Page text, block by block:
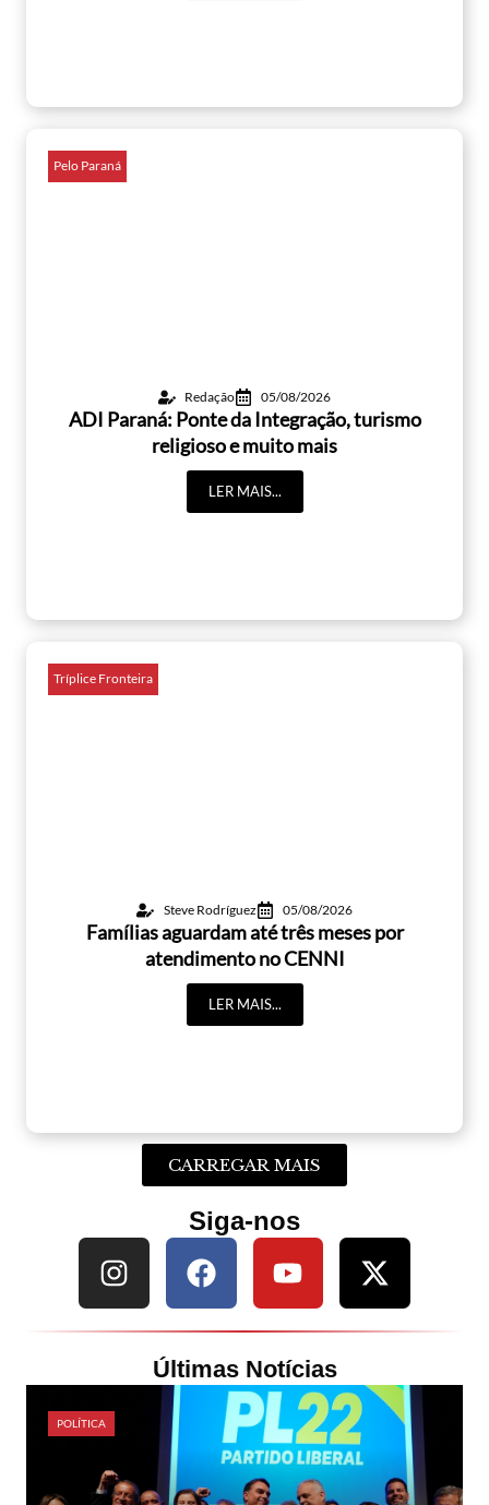
Pelo Paraná
Redação 05/08/2026
ADI Paraná: Ponte da Integração, turismo
religioso e muito mais
LER MAIS...
Tríplice Fronteira
Steve Rodríguez 05/08/2026
Famílias aguardam até três meses por
atendimento no CENNI
LER MAIS...
CARREGAR MAIS
Siga-nos
Últimas Notícias
POLÍTICA